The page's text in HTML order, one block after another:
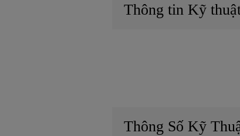
Thông tin Kỹ
Thông Số Kỹ